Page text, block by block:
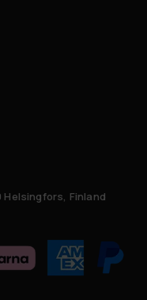
Helsingfors, Finland